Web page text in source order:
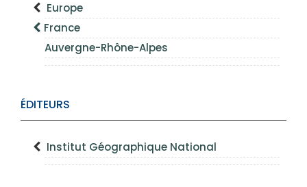
Europe
France
Auvergne-Rhône-Alpes
ÉDITEURS
Institut Géographique National